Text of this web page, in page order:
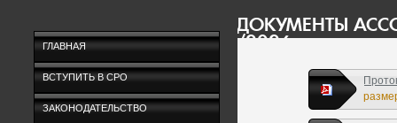
ГЛАВНАЯ
ВСТУПИТЬ В СРО
ЗАКОНОДАТЕЛЬСТВО
ДОКУМЕНТЫ
/2026
г.